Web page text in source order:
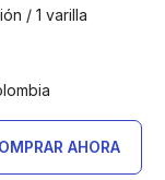
/ 1 varilla
AHORA